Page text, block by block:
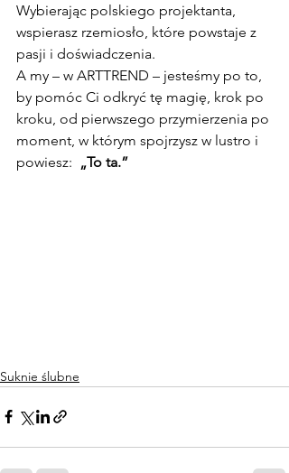
Wybierając polskiego projektanta,
wspierasz rzemiosło, które powstaje z
pasji i doświadczenia.
A my – w ARTTREND – jesteśmy po to,
by pomóc Ci odkryć tę magię, krok po
kroku, od pierwszego przymierzenia po
moment, w którym spojrzysz w lustro i
powiesz: „To ta.”
Suknie ślubne